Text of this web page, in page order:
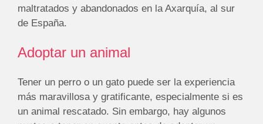
maltratados y abandonados en la Axarquía, al sur
de España.
Adoptar un animal
Tener un perro o un gato puede ser la experiencia
más maravillosa y gratificante, especialmente si es
un animal rescatado. Sin embargo, hay algunos